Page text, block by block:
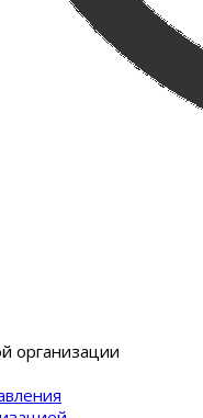
организации